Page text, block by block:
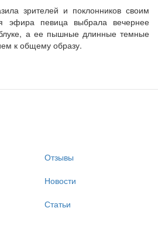
зрителей и поклонников своим
эфира певица выбрала вечернее
а ее пышные длинные темные
к общему образу.
Отзывы
Новости
Статьи